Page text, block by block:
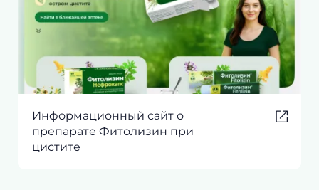
Информационный сайт о
препарате Фитолизин при
цистите